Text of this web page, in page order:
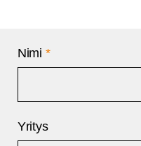
Nimi *
Yritys